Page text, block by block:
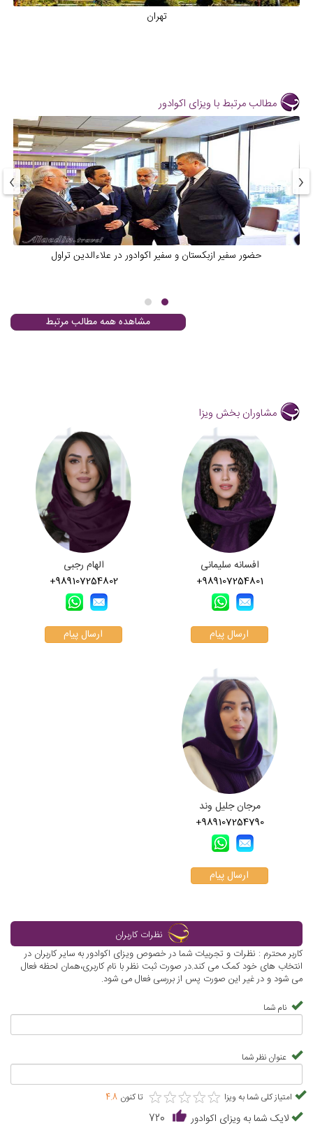
تهران
مطالب مرتبط با ویزای اکوادور
حضور سفیر ازبکستان و سفیر اکوادور در علاءالدین تراول
‹
›
مشاهده همه مطالب مرتبط
مشاوران بخش ویزا
افسانه سلیمانی
+989107254801
ارسال پیام
الهام رجبی
+989107254802
ارسال پیام
مرجان جلیل وند
+989107254790
ارسال پیام
نظرات کاربران
کاربر محترم : نظرات و تجربیات شما در خصوص ویزای اکوادور به سایر کاربران در
انتخاب های خود کمک می کند.در صورت ثبت نظر با نام کاربری،همان لحظه فعال
می شود و در غیر این صورت پس از بررسی فعال می شود.
نام شما
عنوان نظر شما
امتیاز کلی شما به ویزا ★★★★★
★★★★★ تا کنون 4.8
لایک شما به ویزای اکوادور 720